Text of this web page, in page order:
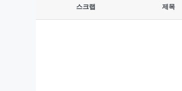
스크랩 제목